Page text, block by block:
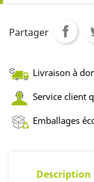
Partager
Livraison à
Service client
Emballages
Description